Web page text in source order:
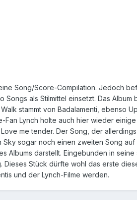
Song/Score-Compilation. Jedoch
als Stilmittel einsetzt. Das Album
stammt von Badalamenti, ebenso
Lynch holte auch hier wieder
me tender. Der Song, der allerdings
sogar noch einen zweiten Song auf
Albums darstellt. Eingebunden in seine
Stück dürfte wohl das erste
und der Lynch-Filme werden.